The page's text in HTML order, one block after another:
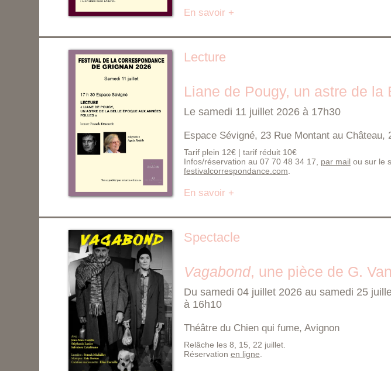
En savoir +
Lecture
Liane de Pougy, un astre de la
Le samedi 11 juillet 2026 à 17h30
Espace Sévigné, 23 Rue Montant au Château,
Tarif plein 12€ | tarif réduit 10€
Infos/réservation au 07 70 48 34 17, par mailou sur le
festivalcorrespondance.com
En savoir +
Spectacle
Vagabond, une pièce de G.
Du samedi 04 juillet 2026 au samedi 25
à 16h10
Théâtre du Chien qui fume, Avignon
Relâche les 8, 15, 22 juillet.
Réservation en ligne